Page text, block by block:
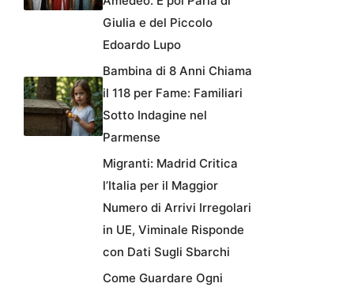
Giulia e del Piccolo
Edoardo Lupo
Bambina di 8 Anni Chiama
il 118 per Fame: Familiari
Sotto Indagine nel
Parmense
Migranti: Madrid Critica
l’Italia per il Maggior
Numero di Arrivi Irregolari
in UE, Viminale Risponde
con Dati Sugli Sbarchi
Come Guardare Ogni